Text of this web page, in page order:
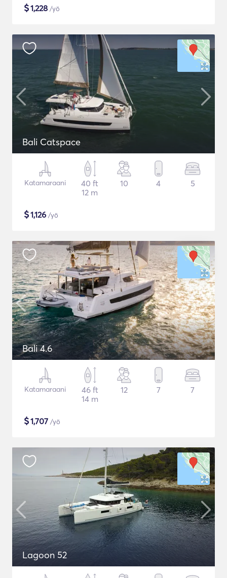
$1,228 /yö
Bali Catspace
Katamaraani
40 ft
12 m
10 4 5
$1,126 /yö
Bali 4.6
Katamaraani
46 ft
14 m
12 7 7
$1,707 /yö
Lagoon 52